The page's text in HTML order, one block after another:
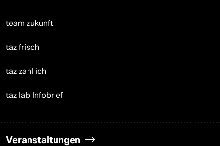
team zukunft
taz frisch
taz zahl ich
taz lab Infobrief
Veranstaltungen